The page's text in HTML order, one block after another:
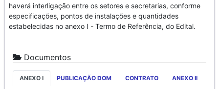
haverá interligação entre os setores e secretarias, conforme
especificações, pontos de instalações e quantidades
estabelecidas no anexo I - Termo de Referência, do Edital.
Documentos
ANEXO I PUBLICAÇÃO DOM CONTRATO ANEXO II